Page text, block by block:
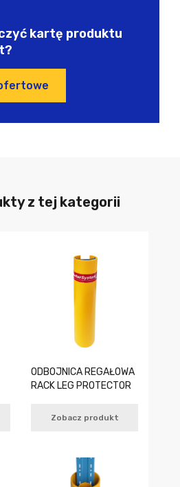
kartę produktu
z tej kategorii
ODBOJNICA REGAŁOWA
RACK LEG PROTECTOR
Zobacz produkt